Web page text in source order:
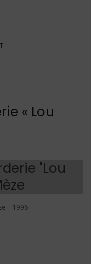
« Lou
"Lou
- 1996